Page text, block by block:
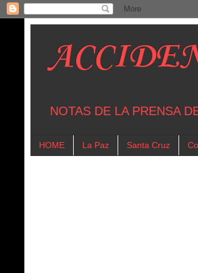
NOTAS DE LA PRENSA
HOME La Paz Santa Cruz